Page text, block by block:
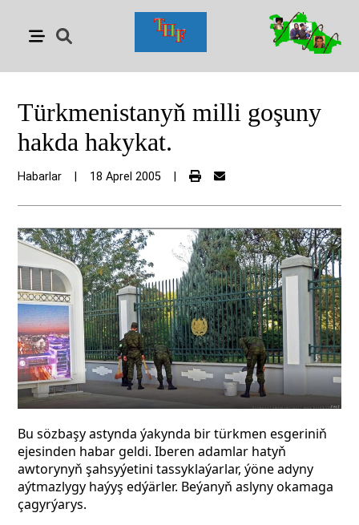
Türkmenistanyň milli goşuny
hakda hakykat.
Habarlar 18 Aprel 2005
Bu sözbaşy astynda ýakynda bir türkmen esgeriniň
ejesinden habar geldi. Iberen adamlar hatyň
awtorynyň şahsyýetini tassyklaýarlar, ýöne adyny
aýtmazlygy haýyş edýärler. Beýanyň aslyny okamaga
çagyrýarys.